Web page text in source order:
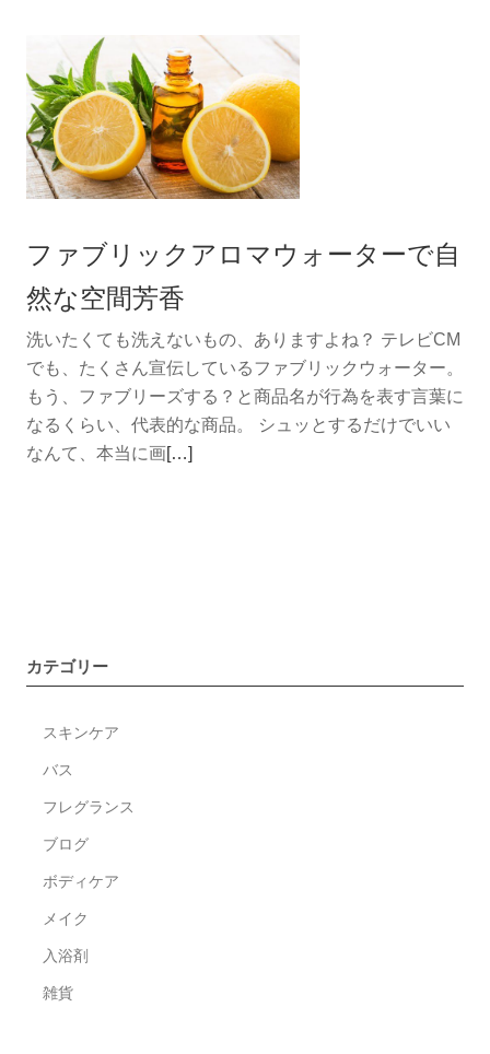
読
む
モ
ン
タ
ル
月
オ
ス
ス
メ
の
香
り
ファブリックアロマウォーターで自
然な空間芳香
洗いたくても洗えないもの、ありますよね？ テレビCM
でも、たくさん宣伝しているファブリックウォーター。
もう、ファブリーズする？と商品名が行為を表す言葉に
なるくらい、代表的な商品。 シュッとするだけでいい
なんて、本当に画続
[…]
カテゴリー
スキンケア
バス
フレグランス
ブログ
ボディケア
メイク
入浴剤
雑貨